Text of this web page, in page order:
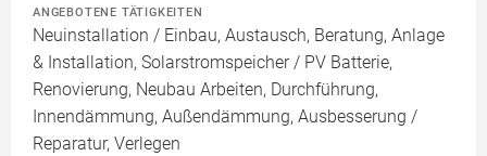
ANGEBOTENE TÄTIGKEITEN
Neuinstallation / Einbau, Austausch, Beratung, Anlage
& Installation, Solarstromspeicher / PV Batterie,
Renovierung, Neubau Arbeiten, Durchführung,
Innendämmung, Außendämmung, Ausbesserung /
Reparatur, Verlegen